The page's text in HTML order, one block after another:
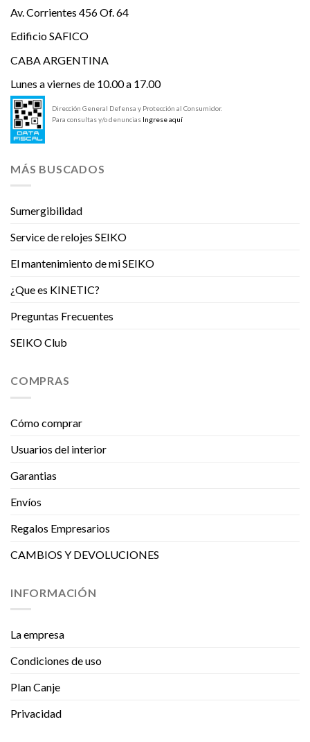
Av. Corrientes 456 Of. 64
Edificio SAFICO
CABA ARGENTINA
Lunes a viernes de 10.00 a 17.00
Dirección General Defensa y Protección al Consumidor.
Para consultas y/o denuncias Ingrese aquí
MÁS BUSCADOS
Sumergibilidad
Service de relojes SEIKO
El mantenimiento de mi SEIKO
¿Que es KINETIC?
Preguntas Frecuentes
SEIKO Club
COMPRAS
Cómo comprar
Usuarios del interior
Garantias
Envíos
Regalos Empresarios
CAMBIOS Y DEVOLUCIONES
INFORMACIÓN
La empresa
Condiciones de uso
Plan Canje
Privacidad